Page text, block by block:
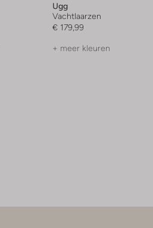
Ugg
Vachtlaarzen
€ 179,99
+ meer kleuren